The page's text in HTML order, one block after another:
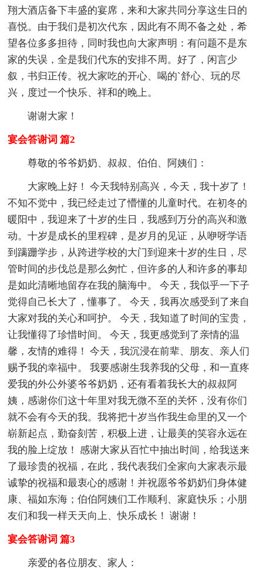
翔大酒店备下丰盛的宴席，来和大家共同分享这生日的
喜悦。由于我们是初次代东，因此有不周不备之处，希
望各位多多担待，同时我也向大家声明：有问题不是东
家的失误，全是我们代东的安排不周。好了，闲言少
叙，书归正传。祝大家吃的开心、喝的`舒心、玩的尽
兴，度过一个快乐、祥和的晚上。
谢谢大家！
宴会答谢词 篇2
尊敬的爷爷奶奶、叔叔、伯伯、阿姨们：
大家晚上好！ 今天我特别高兴，今天，我十岁了！
不知不觉中，我已经走过了懵懂的儿童时代。在初冬的
暖阳中，我迎来了十岁的生日，我感到万分的高兴和激
动。十岁是成长的里程碑，是岁月的见证，从咿呀学语
到蹒跚学步，从跨进学校的大门到迎来十岁的生日，尽
管时间的步伐总是那么匆忙，但许多的人和许多的事却
是如此清晰地留存在我的脑海中。 今天，我似乎一下子
觉得自己长大了，懂事了。 今天，我再次感受到了来自
大家对我的关心和呵护。 今天，我知道了时间的宝贵，
让我懂得了珍惜时间。 今天，我更感觉到了亲情的温
馨，友情的难得！ 今天，我沉浸在前辈、朋友、亲人们
赐予我的幸福中。 我要感谢生我养我的父母，和一直疼
爱我的外公外婆爷爷奶奶，还有看着我长大的叔叔阿
姨，感谢你们这十年里对我无微不至的关怀，没有你们
就不会有今天的我。我将把十岁当作我生命里的又一个
崭新起点，勤奋刻苦，积极上进，让最美的笑容永远在
我的脸上绽放！ 感谢大家从百忙中抽出时间，给我送来
了最珍贵的祝福，在此，我代表我们全家向大家表示最
诚挚的祝福和最衷心的感谢！并祝愿爷爷奶奶们身体健
康、福如东海；伯伯阿姨们工作顺利、家庭快乐；小朋
友们和我一样天天向上、快乐成长！ 谢谢！
宴会答谢词 篇3
亲爱的各位朋友、家人：